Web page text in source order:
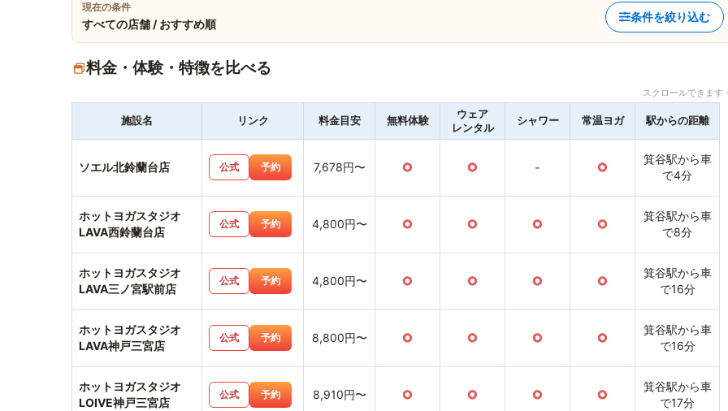
現在の条件
すべての店舗 / おすすめ順
条件を絞り込む
料金・体験・特徴を比べる
スクロールできま
施設名 リンク 料金目安 無料体験
ウェア
レンタル
シャワー 常温ヨガ 駅からの距離
ソエル北鈴蘭台店 公式 予約 7,678円〜 ○ ○ - ○
箕谷駅から車
で4分
ホットヨガスタジオ
LAVA西鈴蘭台店
公式 予約 4,800円〜 ○ ○ ○ ○
箕谷駅から車
で8分
ホットヨガスタジオ
LAVA三ノ宮駅前店
公式 予約 4,800円〜 ○ ○ ○ ○
箕谷駅から車
で16分
ホットヨガスタジオ
LAVA神戸三宮店
公式 予約 8,800円〜 ○ ○ ○ ○
箕谷駅から車
で16分
ホットヨガスタジオ
LOIVE神戸三宮店
公式 予約 8,910円〜 ○ ○ ○ ○
箕谷駅から車
で17分